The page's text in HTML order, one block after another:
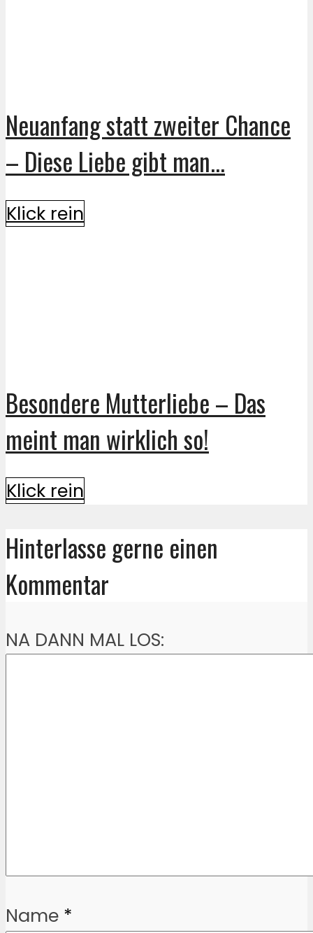
Neuanfang statt zweiter Chance
– Diese Liebe gibt man...
Klick rein
Besondere Mutterliebe – Das
meint man wirklich so!
Klick rein
Hinterlasse gerne einen
Kommentar
NA DANN MAL LOS:
Name *